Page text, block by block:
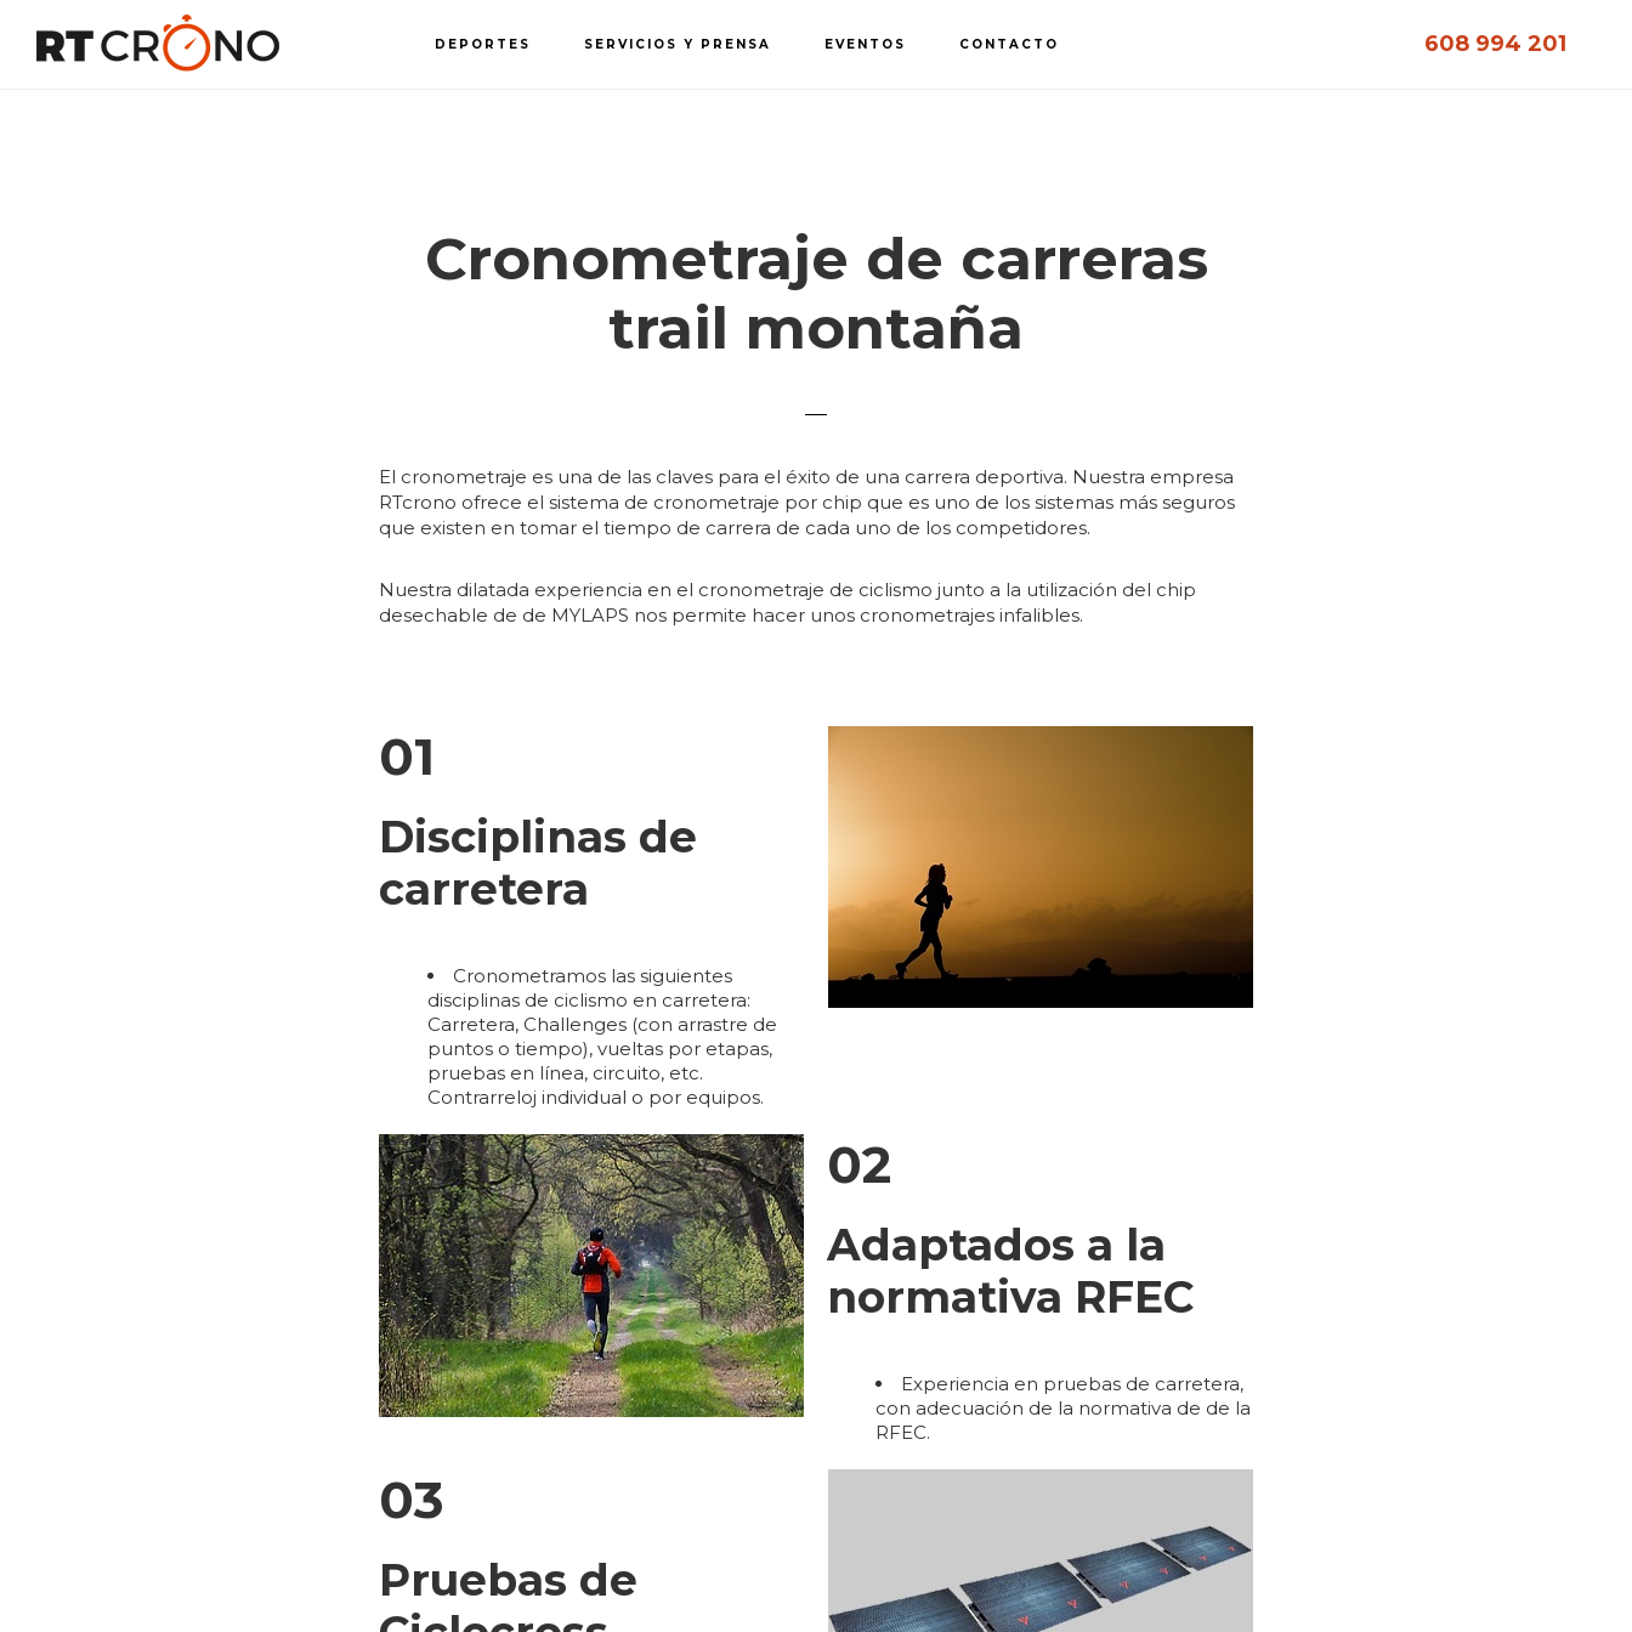
contenido
608 994 201
DEPORTES SERVICIOS Y PRENSA EVENTOS CONTACTO
Cronometraje de carreras
trail montaña
El cronometraje es una de las claves para el éxito de una carrera deportiva. Nuestra empresa
RTcrono ofrece el sistema de cronometraje por chip que es uno de los sistemas más seguros
que existen en tomar el tiempo de carrera de cada uno de los competidores.
Nuestra dilatada experiencia en el cronometraje de ciclismo junto a la utilización del chip
desechable de de MYLAPS nos permite hacer unos cronometrajes infalibles.
01
Disciplinas de
carretera
Cronometramos las siguientes
disciplinas de ciclismo en carretera:
Carretera, Challenges (con arrastre de
puntos o tiempo), vueltas por etapas,
pruebas en línea, circuito, etc.
Contrarreloj individual o por equipos.
02
Adaptados a la
normativa RFEC
Experiencia en pruebas de carretera,
con adecuación de la normativa de de la
RFEC.
03
Pruebas de